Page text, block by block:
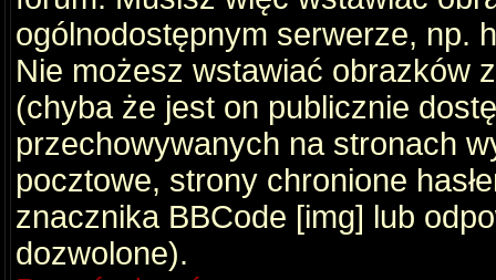
ogólnodostępnym serwerze, np.
Nie możesz wstawiać obrazków
(chyba że jest on publicznie
przechowywanych na stronach
pocztowe, strony chronione
znacznika BBCode [img] lub
dozwolone).